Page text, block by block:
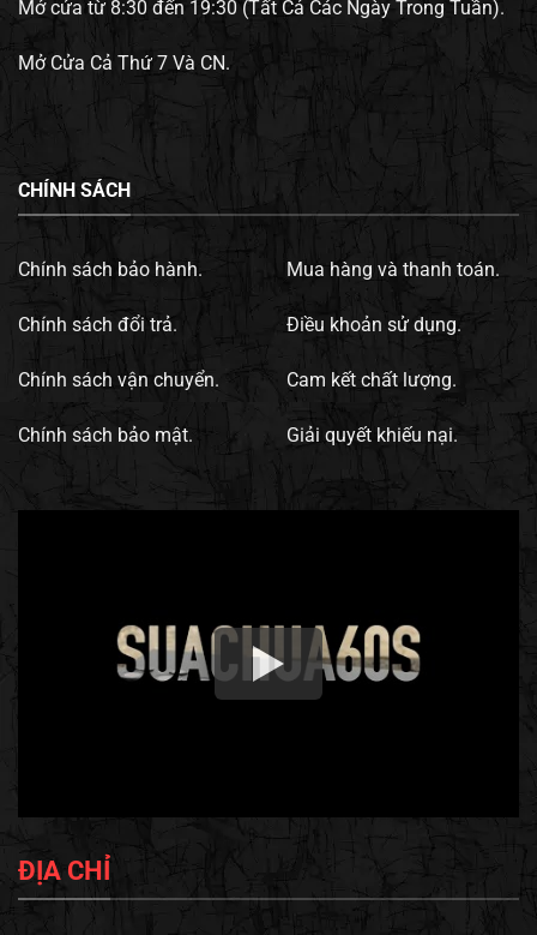
Mở cửa từ 8:30 đến 19:30 (Tất Cả Các Ngày Trong Tuần).
Mở Cửa Cả Thứ 7 Và CN.
CHÍNH SÁCH
Chính sách bảo hành.
Chính sách đổi trả.
Chính sách vận chuyển.
Chính sách bảo mật.
Mua hàng và thanh toán.
Điều khoản sử dụng.
Cam kết chất lượng.
Giải quyết khiếu nại.
ĐỊA CHỈ